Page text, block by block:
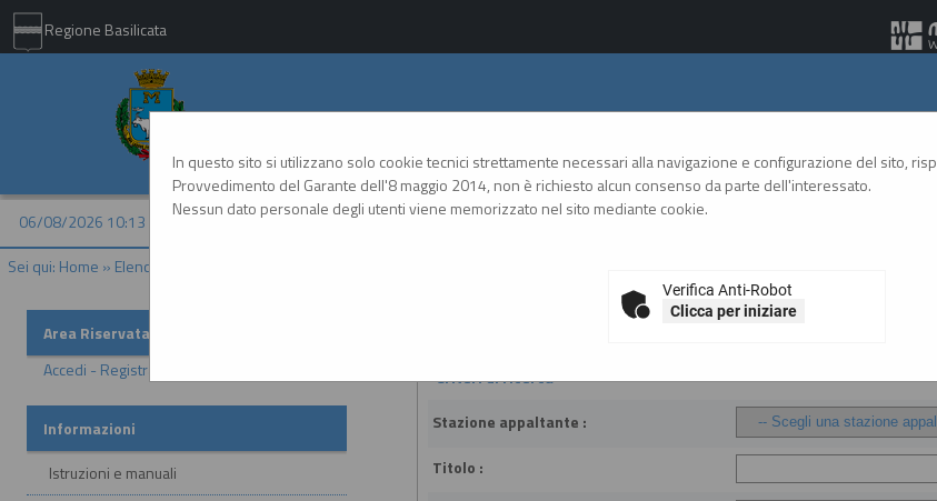
Regione Basilicata
Comune di Matera - Gare Telematiche
06/08/2026 10:13 A A GRAFICATESTO
Sei qui: Home » Elenco operatori economici
In questo sito si utilizzano solo cookie tecnici strettamente necessari alla navigazione e configurazione del sito,
Provvedimento del Garante dell'8 maggio 2014, non è richiesto alcun consenso da parte dell'interessato.
Nessun dato personale degli utenti viene memorizzato nel sito mediante cookie.
Verifica Anti-Robot
Clicca per iniziare
Area Riservata
Accedi - Registrati
Informazioni
Istruzioni e manuali
Criteri di ricerca
Stazione appaltante :
Titolo :